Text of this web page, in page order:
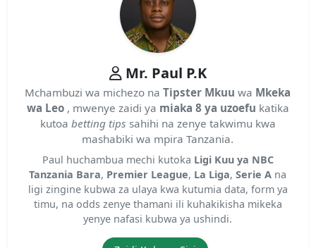
Mr. Paul P.K
Mchambuzi wa michezo naTipster Mkuu wa Mkeka
wa Leo , mwenye zaidi ya miaka 8 ya uzoefu katika
kutoa betting tips sahihi na zenye takwimu kwa
mashabiki wa mpira Tanzania.
Paul huchambua mechi kutoka Ligi Kuu ya NBC
Tanzania Bara, Premier League, La Liga,Serie A na
ligi zingine kubwa za ulaya kwa kutumia data, form ya
timu, na odds zenye thamani ili kuhakikisha mikeka
yenye nafasi kubwa ya ushindi.